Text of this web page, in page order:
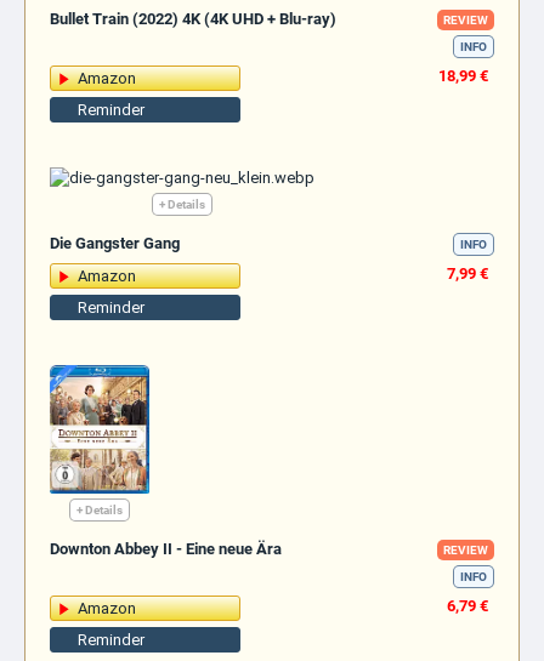
Bullet Train (2022) 4K (4K UHD + Blu-ray)
REVIEW
INFO
Amazon
18,99 €
Reminder
+ Details
Die Gangster Gang INFO
Amazon
7,99 €
Reminder
+ Details
Downton Abbey II - Eine neue Ära
REVIEW
INFO
Amazon
6,79 €
Reminder